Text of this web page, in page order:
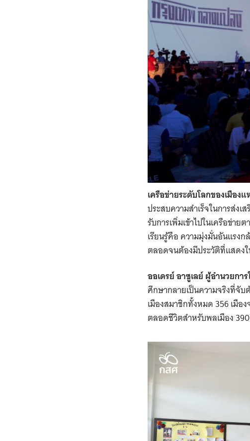
เครือข่ายระดับโลกของเมืองแ
ประสบความสำเร็จในการส่ง
รับการเพิ่มเข้าไปในเครือข่า
เรียนรู้คือ ความมุ่งมั่นอันแรง
ตลอดจนต้องมีประวัติที่แสดง
ออเดรย์ อาซูเลย์ ผู้อำนวยกา
ศึกษากลายเป็นความจริงที่จั
เมืองสมาชิกทั้งหมด 356 เมือ
ตลอดชีวิตสำหรับพลเมือง